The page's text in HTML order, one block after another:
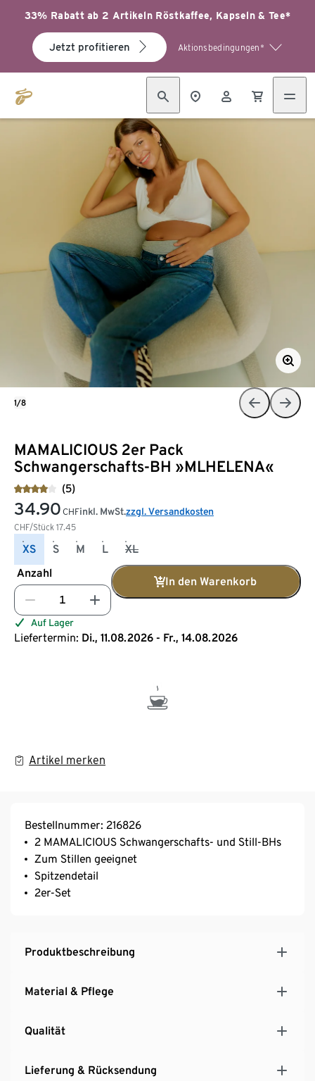
33% Rabatt ab 2 Artikeln Röstkaffee, Kapseln & Tee*
Jetzt profitieren Aktionsbedingungen*
MAMALICIOUS 2er Pack
Schwangerschafts-BH »MLHELENA«
(5)
34.90 CHF
CHF/Stück 17.45
inkl. MwSt.zzgl. Versandkosten
XS S M L
XL
Anzahl
In den Warenkorb
Auf Lager
Liefertermin: Di., 11.08.2026 - Fr., 14.08.2026
Artikel merken
1/8
Bestellnummer: 216826
2 MAMALICIOUS Schwangerschafts- und Still-BHs
Zum Stillen geeignet
Spitzendetail
2er-Set
Produktbeschreibung
Material & Pflege
Qualität
Lieferung & Rücksendung